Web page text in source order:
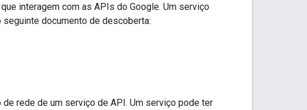
interagem com as APIs do Google. Um serviço
documento de descoberta:
rede de um serviço de API. Um serviço pode ter